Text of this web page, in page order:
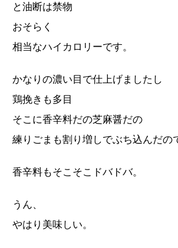
と油断は禁物
おそらく
相当なハイカロリーです。
かなりの濃い目で仕上げましたし
鶏挽きも多目
そこに香辛料だの芝麻醤だの
練りごまも割り増しでぶち込んだの
香辛料もそこそこドバドバ。
うん、
やはり美味しい。